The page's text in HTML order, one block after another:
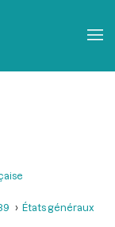
États généraux